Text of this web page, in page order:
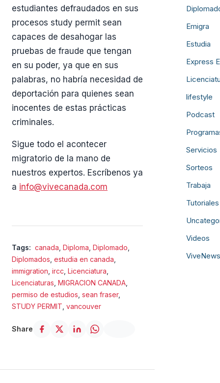
estudiantes defraudados en sus
procesos study permit sean
capaces de desahogar las
pruebas de fraude que tengan
en su poder, ya que en sus
palabras, no habría necesidad de
deportación para quienes sean
inocentes de estas prácticas
criminales.
Sigue todo el acontecer
migratorio de la mano de
nuestros expertos. Escríbenos ya
a info@vivecanada.com
Tags: canada Diploma Diplomado
Diplomados estudia en canada
immigration ircc Licenciatura
Licenciaturas MIGRACION CANADA
permiso de estudios sean fraser,
STUDY PERMIT vancouver
Share
Emigra
Estudia
Express
lifestyle
Podcast
Servicios
Sorteos
Trabaja
Tutoriales
Videos